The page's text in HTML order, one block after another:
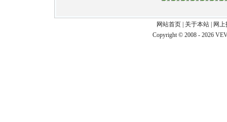
网站首页 关于本站
网
Copyright © 2008 - 2026